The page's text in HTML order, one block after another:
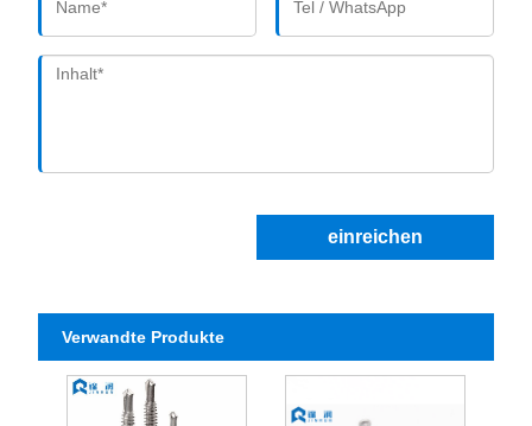
einreichen
Verwandte Produkte